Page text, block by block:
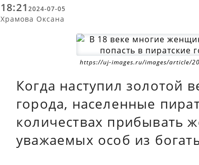
18:21 2024-07-05
Храмова Оксана
https://uj-images.ru/images/article/
Когда наступил золотой
города, населенные
количествах прибывать
уважаемых особ из